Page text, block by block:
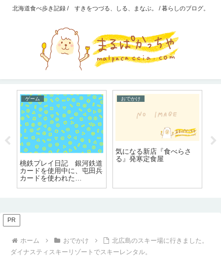
北海道食べ歩き記録 / すきをつづる、しる、まなぶ。 / 暮らしのブログ。
ゲーム
桃鉄プレイ日記 銀河鉄道
カードを使用中に、屯田兵
カードを使われた
おでかけ
気になる新店『食べらさ
る』発寒定食屋
PR
ホーム おでかけ
北広島のスキー場に行きました。
ダイナスティスキーリゾートでスキーレンタル。